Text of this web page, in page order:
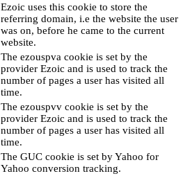
Ezoic uses this cookie to store the
referring domain, i.e the website the user
was on, before he came to the current
website.
The ezouspva cookie is set by the
provider Ezoic and is used to track the
number of pages a user has visited all
time.
The ezouspvv cookie is set by the
provider Ezoic and is used to track the
number of pages a user has visited all
time.
The GUC cookie is set by Yahoo for
Yahoo conversion tracking.